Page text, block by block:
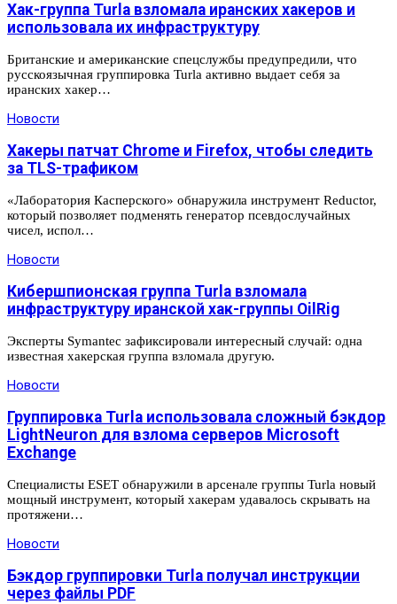
Хак-группа Turla взломала иранских хакеров и
использовала их инфраструктуру
Британские и американские спецслужбы предупредили, что
русскоязычная группировка Turla активно выдает себя за
иранских хакер…
Новости
Хакеры патчат Chrome и Firefox, чтобы следить
за TLS-трафиком
«Лаборатория Касперского» обнаружила инструмент Reductor,
который позволяет подменять генератор псевдослучайных
чисел, испол…
Новости
Кибершпионская группа Turla взломала
инфраструктуру иранской хак-группы OilRig
Эксперты Symantec зафиксировали интересный случай: одна
известная хакерская группа взломала другую.
Новости
Группировка Turla использовала сложный бэкдор
LightNeuron для взлома серверов Microsoft
Exchange
Специалисты ESET обнаружили в арсенале группы Turla новый
мощный инструмент, который хакерам удавалось скрывать на
протяжени…
Новости
Бэкдор группировки Turla получал инструкции
через файлы PDF